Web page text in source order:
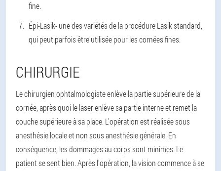
fine.
Épi-Lasik- une des variétés de la procédure Lasik standard,
qui peut parfois être utilisée pour les cornées fines.
CHIRURGIE
Le chirurgien ophtalmologiste enlève la partie supérieure de la
cornée, après quoi le laser enlève sa partie interne et remet la
couche supérieure à sa place. L'opération est réalisée sous
anesthésie locale et non sous anesthésie générale. En
conséquence, les dommages au corps sont minimes. Le
patient se sent bien. Après l'opération, la vision commence à se